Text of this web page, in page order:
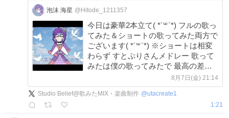
泡沫 海星 @Hitode_1211357
今日は豪華2本立て( *´꒳`*) フルの歌っ
てみた＆ショートの歌ってみた両方で
ございます( *´꒳`*) ※ショートは相変
わらず すとぷりさんメドレー 歌って
みたは僕の歌ってみたで 最高の差分
数9個もある 歌ってみたを投稿します
ここから見てね( *´꒳`*)↓
youtu.be/WpwkY3RWCN4?si…
8月7日(金) 21:14
Studio Belief@歌みたMIX・楽曲制作 @utacreate1
1:21